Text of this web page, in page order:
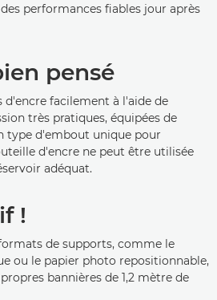
performances fiables jour après
pensé
d'encre facilement à l'aide de
très pratiques, équipées de
type d'embout unique pour
d'encre ne peut être utilisée
adéquat.
!
de supports, comme le
ou le papier photo repositionnable,
bannières de 1,2 mètre de